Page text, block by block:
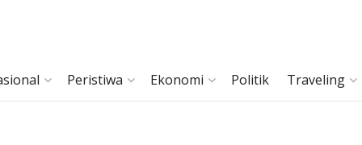
Peristiwa Ekonomi Politik Traveling